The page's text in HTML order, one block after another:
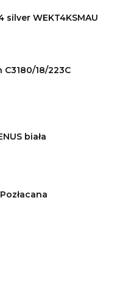
silver WEKT4KSMAU
18/223C
biała